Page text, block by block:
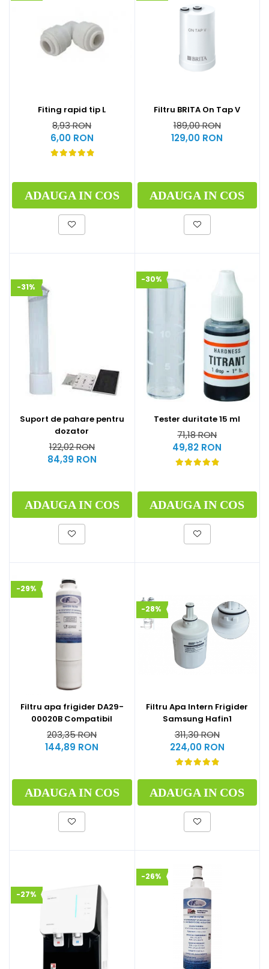
Fiting rapid tip L
8,93 RON
6,00 RON
ADAUGA IN COS
Filtru BRITA On Tap V
189,00 RON
129,00 RON
ADAUGA IN COS
-31%
Suport de pahare pentru
dozator
122,02 RON
84,39 RON
ADAUGA IN COS
-30%
Tester duritate 15 ml
71,18 RON
49,82 RON
ADAUGA IN COS
-29%
Filtru apa frigider DA29-
00020B Compatibil
203,35 RON
144,89 RON
ADAUGA IN COS
-28%
Filtru Apa Intern Frigider
Samsung Hafin1
311,30 RON
224,00 RON
ADAUGA IN COS
-27%
-26%